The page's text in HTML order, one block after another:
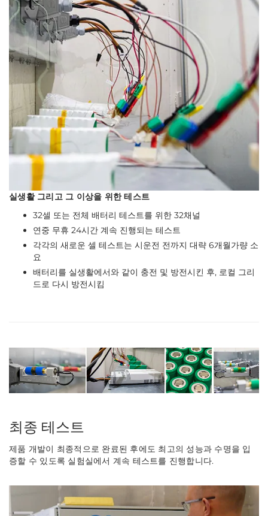
실생활 그리고 그 이상을 위한 테스트
32셀 또는 전체 배터리 테스트를 위한 32채널
연중 무휴 24시간 계속 진행되는 테스트
각각의 새로운 셀 테스트는 시운전 전까지 대략 6개월가량 소
요
배터리를 실생활에서와 같이 충전 및 방전시킨 후, 로컬 그리
드로 다시 방전시킴
최종 테스트
제품 개발이 최종적으로 완료된 후에도 최고의 성능과 수명을 입
증할 수 있도록 실험실에서 계속 테스트를 진행합니다.